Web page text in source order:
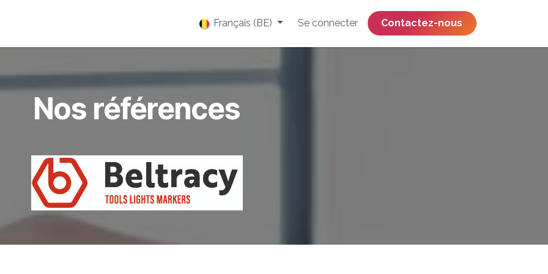
Français (BE) Se connecter ​​​​​​​​​​​​​​​​Contactez-nous
Nos références